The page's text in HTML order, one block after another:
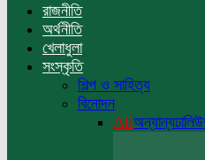
রাজনীতি
অর্থনীতি
খেলাধুলা
সংস্কৃতি
শিল্প ও সাহিত্য
বিনোদন
Allঅন্যান্য